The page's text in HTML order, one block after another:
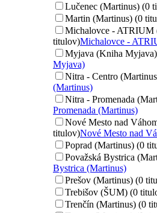
Lučenec (Martinus) (0
Martin (Martinus) (0
Michalovce - ATRIUM
titulov)Michalovce -
Myjava (Kniha
Myjava)
Nitra - Centro
(Martinus)
Nitra - Promenada
Promenada (Martinus)
Nové Mesto nad
titulov)Nové Mesto nad
Poprad (Martinus) (0
Považská Bystrica
Bystrica (Martinus)
Prešov (Martinus) (0
Trebišov (ŠUM) (0
Trenčín (Martinus) (0